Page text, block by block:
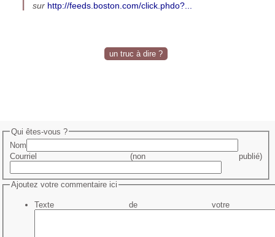
sur http://feeds.boston.com/click.phdo?...
un truc à dire ?
Qui êtes-vous ?
Nom
Courriel (non publié)
Ajoutez votre commentaire ici
Texte de votre